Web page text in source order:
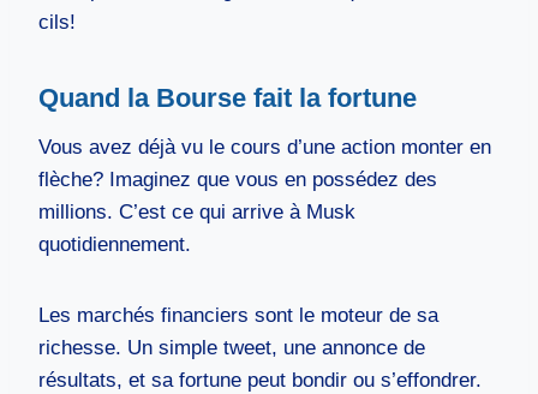
cils!
Quand la Bourse fait la fortune
Vous avez déjà vu le cours d’une action monter en
flèche? Imaginez que vous en possédez des
millions. C’est ce qui arrive à Musk
quotidiennement.
Les marchés financiers sont le moteur de sa
richesse. Un simple tweet, une annonce de
résultats, et sa fortune peut bondir ou s’effondrer.